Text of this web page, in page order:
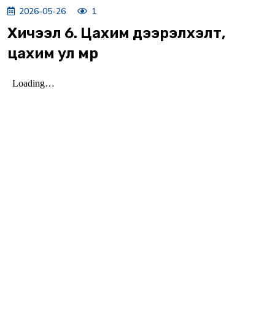
2026-05-26 1
Хичээл 6. Цахим дээрэлхэлт,
цахим ул мөр